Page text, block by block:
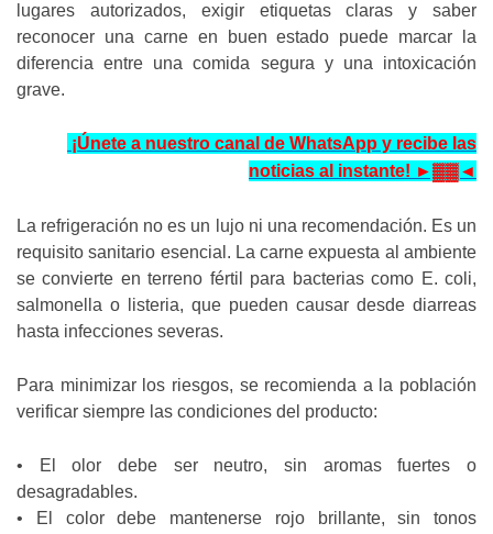
lugares autorizados, exigir etiquetas claras y saber
reconocer una carne en buen estado puede marcar la
diferencia entre una comida segura y una intoxicación
grave.
¡Únete a nuestro canal de WhatsApp y recibe las
noticias al instante! ►▓▓◄
La refrigeración no es un lujo ni una recomendación. Es un
requisito sanitario esencial. La carne expuesta al ambiente
se convierte en terreno fértil para bacterias como E. coli,
salmonella o listeria, que pueden causar desde diarreas
hasta infecciones severas.
Para minimizar los riesgos, se recomienda a la población
verificar siempre las condiciones del producto:
• El olor debe ser neutro, sin aromas fuertes o
desagradables.
• El color debe mantenerse rojo brillante, sin tonos